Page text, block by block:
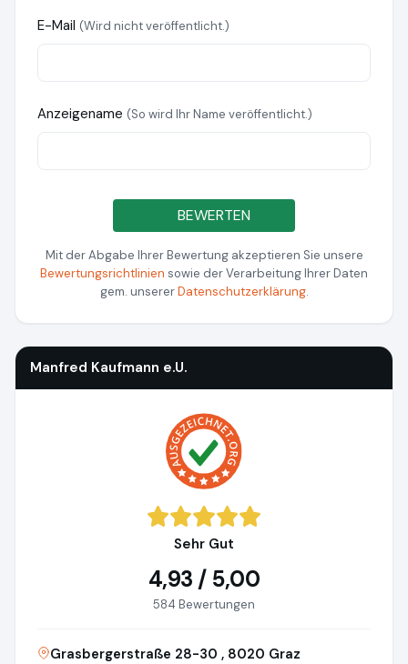
E-Mail (Wird nicht veröffentlicht.)
Anzeigename (So wird Ihr Name veröffentlicht.)
BEWERTEN
Mit der Abgabe Ihrer Bewertung akzeptieren Sie unsere
Bewertungsrichtlinien sowie der Verarbeitung Ihrer Daten
gem. unsererDatenschutzerklärung.
Manfred Kaufmann e.U.
Sehr Gut
4,93 / 5,00
584 Bewertungen
Grasbergerstraße 28-30 , 8020 Graz